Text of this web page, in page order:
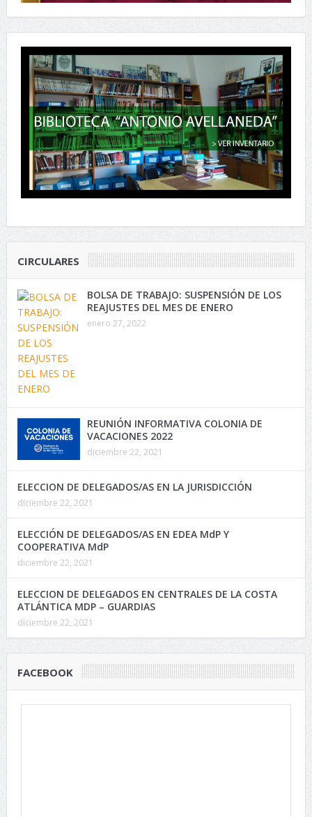
CIRCULARES
BOLSA DE TRABAJO: SUSPENSIÓN DE LOS
REAJUSTES DEL MES DE ENERO
enero 27, 2022
REUNIÓN INFORMATIVA COLONIA DE
VACACIONES 2022
diciembre 22, 2021
ELECCION DE DELEGADOS/AS EN LA JURISDICCIÓN
diciembre 22, 2021
ELECCIÓN DE DELEGADOS/AS EN EDEA MdP Y
COOPERATIVA MdP
diciembre 22, 2021
ELECCION DE DELEGADOS EN CENTRALES DE LA COSTA
ATLÁNTICA MDP – GUARDIAS
diciembre 22, 2021
FACEBOOK